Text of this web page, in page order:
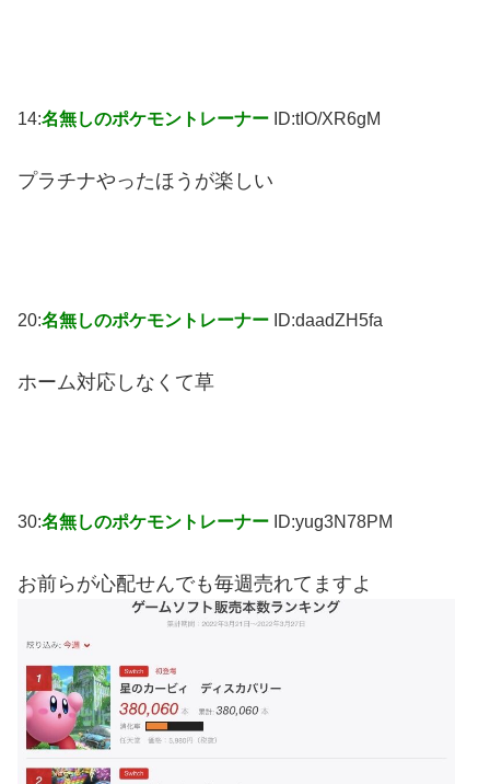
14:名無しのポケモントレーナー ID:tIO/XR6gM
プラチナやったほうが楽しい
20:名無しのポケモントレーナー ID:daadZH5fa
ホーム対応しなくて草
30:名無しのポケモントレーナー ID:yug3N78PM
お前らが心配せんでも毎週売れてますよ